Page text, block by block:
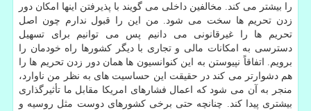
را بیشتر می كند. مخالفین داخلی می گویند با پذیرفتن اینها امكان دور
زدن تحریم ها سخت می شود. من این را قبول ندارم چون اصل
تحریم ها را غیرقانونی می دانیم پس می توانیم برای تسهیل
دسترسی به امكانات مالی و تجاری با دیگر كشورها راه خودمان را
برویم. اتفاقاً نپیوستن به این كنوانسیون ها همان دور زدن تحریم ها را
هم دشوارتر می كند در حقیقت این حساسیت های به نظر من ناوارد،
منجر به آن می شود كه اعمال فشارهای امریكا مقابل ما تأثیرگذاری
بیشتری پیدا كند. چنانچه حتی برخی كشورهای دوست مثل روسیه و